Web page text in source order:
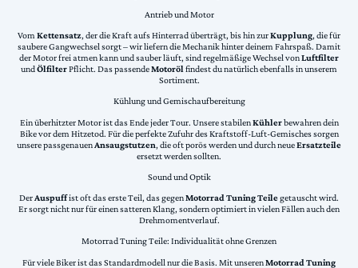
Antrieb und Motor
VomKettensatz, der die Kraft aufs Hinterrad überträgt, bis hin zurKupplung, die für
saubere Gangwechsel sorgt – wir liefern die Mechanik hinter deinem Fahrspaß. Damit
der Motor frei atmen kann und sauber läuft, sind regelmäßige Wechsel vonLuftfilter
undÖlfilterPflicht. Das passendeMotorölfindest du natürlich ebenfalls in unserem
Sortiment.
Kühlung und Gemischaufbereitung
Ein überhitzter Motor ist das Ende jeder Tour. Unsere stabilenKühlerbewahren dein
Bike vor dem Hitzetod. Für die perfekte Zufuhr des Kraftstoff-Luft-Gemisches sorgen
unsere passgenauenAnsaugstutzen, die oft porös werden und durch neueErsatzteile
ersetzt werden sollten.
Sound und Optik
DerAuspuffist oft das erste Teil, das gegenMotorrad Tuning Teilegetauscht wird.
Er sorgt nicht nur für einen satteren Klang, sondern optimiert in vielen Fällen auch den
Drehmomentverlauf.
Motorrad Tuning Teile: Individualität ohne Grenzen
Für viele Biker ist das Standardmodell nur die Basis. Mit unserenMotorrad Tuning